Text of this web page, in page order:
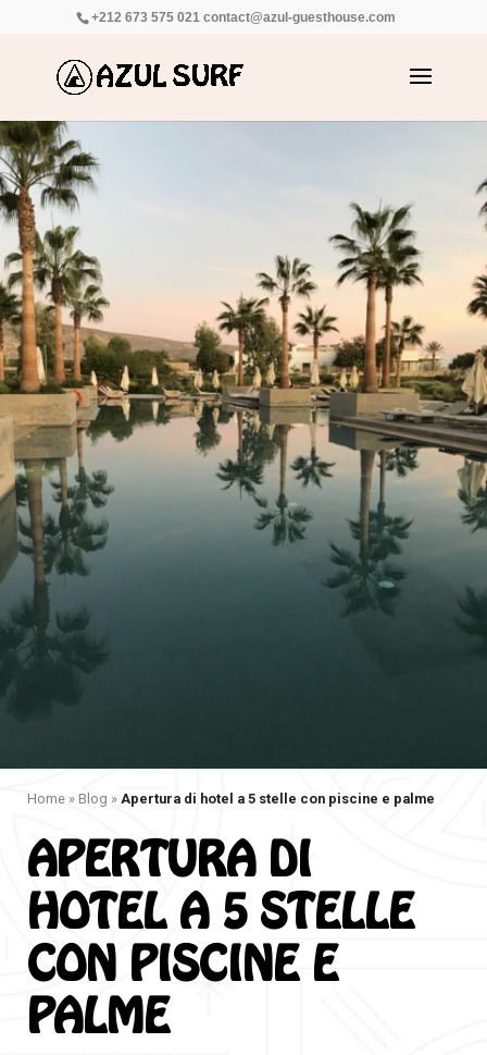
+212 673 575 021 contact@azul-guesthouse.com
Home » Blog » Apertura di hotel a 5 stelle con piscine e palme
APERTURA DI
HOTEL A 5 STELLE
CON PISCINE E
PALME